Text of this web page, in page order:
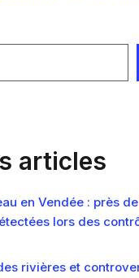
articles
en Vendée : près
lors des
rivières et